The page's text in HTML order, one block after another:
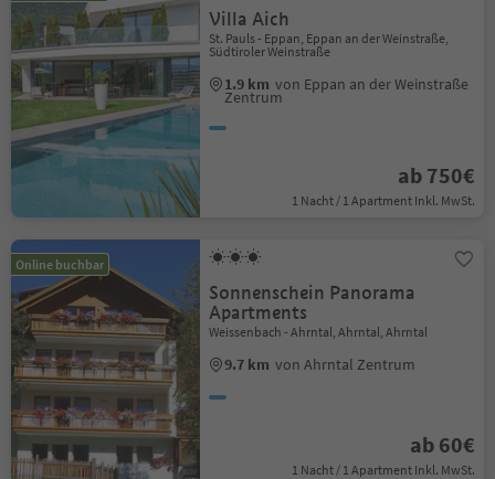
Villa Aich
St. Pauls - Eppan, Eppan an der Weinstraße,
Südtiroler Weinstraße
1.9 km von Eppan an der Weinstraße
Zentrum
ab 750€
1 Nacht / 1 Apartment Inkl. MwSt.
Online buchbar
Sonnenschein Panorama
Apartments
Weissenbach - Ahrntal, Ahrntal, Ahrntal
9.7 km von Ahrntal Zentrum
ab 60€
1 Nacht / 1 Apartment Inkl. MwSt.